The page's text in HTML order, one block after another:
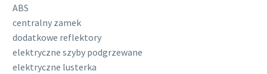
ABS
centralny zamek
dodatkowe reflektory
elektryczne szyby podgrzewane
elektryczne lusterka